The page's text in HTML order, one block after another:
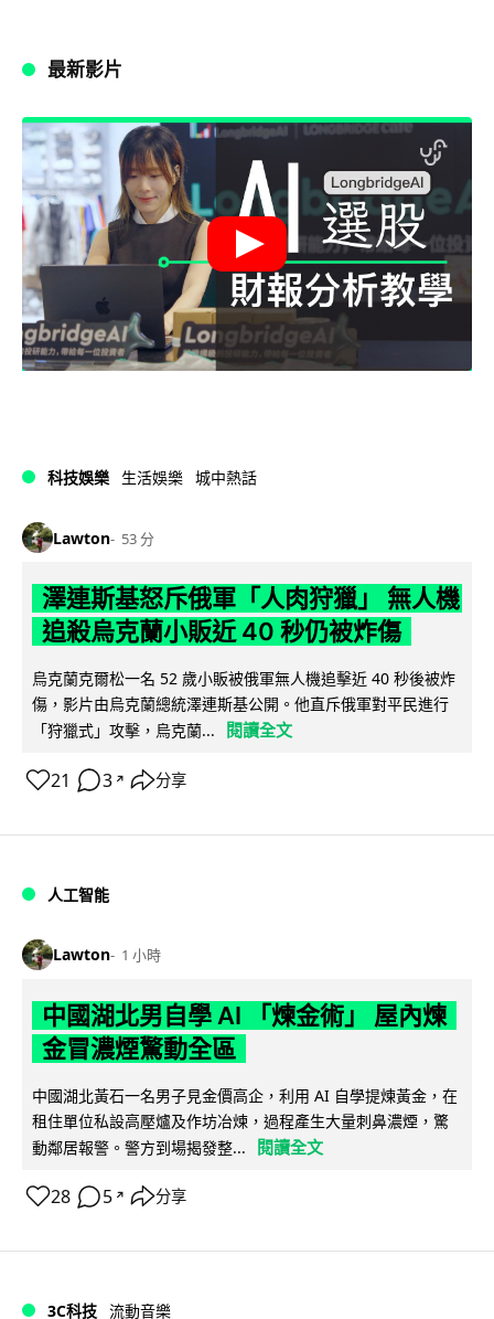
最新影片
科技娛樂 生活娛樂 城中熱話
Lawton 53 分
澤連斯基怒斥俄軍「人肉狩獵」 無人機
追殺烏克蘭小販近 40 秒仍被炸傷
烏克蘭克爾松一名 52 歲小販被俄軍無人機追擊近 40 秒後被炸
傷，影片由烏克蘭總統澤連斯基公開。他直斥俄軍對平民進行
「狩獵式」攻擊，烏克蘭...
閱讀全文
21 3 ↗ 分享
人工智能
Lawton 1 小時
中國湖北男自學 AI 「煉金術」 屋內煉
金冒濃煙驚動全區
中國湖北黃石一名男子見金價高企，利用 AI 自學提煉黃金，在
租住單位私設高壓爐及作坊冶煉，過程產生大量刺鼻濃煙，驚
動鄰居報警。警方到場揭發整...
閱讀全文
28 5 ↗ 分享
3C科技 流動音樂